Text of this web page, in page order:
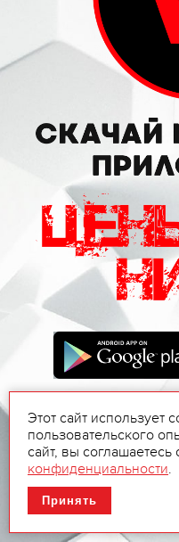
Этот сайт использует
пользовательского
сайт, вы соглашаетесь
конфиденциальности.
Принять